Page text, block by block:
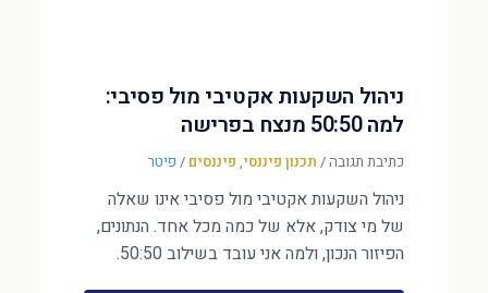
ניהול השקעות אקטיבי מול פסיבי:
למה 50:50 מנצח בפרישה
כתיבת תגובה/ תכנון פיננסי, פיננסים / פיטר
ניהול השקעות אקטיבי מול פסיבי אינו שאלה
של מי צודק, אלא של כמה מכל אחד. הנתונים,
הפיזור הנכון, ולמה אני עובד בשילוב 50:50.